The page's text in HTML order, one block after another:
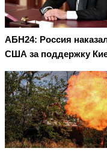
АБН24: Россия
США за поддержку